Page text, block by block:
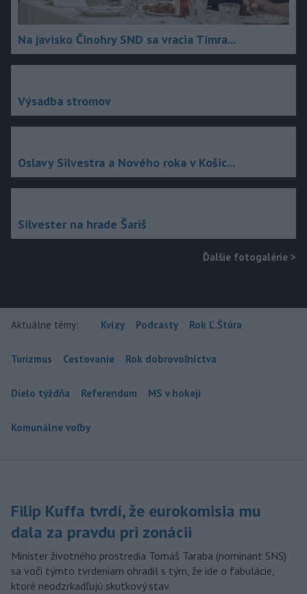
Na javisko Činohry SND sa vracia Timra...
Výsadba stromov
Oslavy Silvestra a Nového roka v Košic...
Silvester na hrade Šariš
Ďalšie fotogalérie >
Aktuálne témy: Kvízy Podcasty Rok Ľ.Štúra
Turizmus Cestovanie Rok dobrovoľníctva
Dielo týždňa Referendum MS v hokeji
Komunálne voľby
Filip Kuffa tvrdí, že eurokomisia mu
dala za pravdu pri zonácii
Minister životného prostredia Tomáš Taraba (nominant SNS)
sa voči týmto tvrdeniam ohradil s tým, že ide o fabulácie,
ktoré neodzrkadľujú skutkový stav.